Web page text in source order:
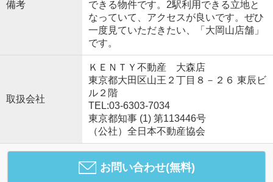
備考
できる物件です。2駅利用できる立地と
なっていて、アクセスが良いです。ぜひ
一度見ていただきたい、「大岡山店舗」
です。
取扱会社
ＫＥＮＴＹ不動産 大森店
東京都大田区山王２丁目８－２６ 東辰ビ
ル２階
TEL:03-6303-7034
東京都知事 (1) 第113446号
（公社）全日本不動産協会
お問い合わせ(無料)